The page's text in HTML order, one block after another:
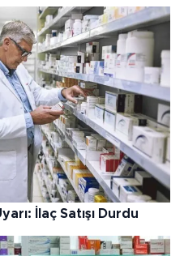
İlaç Satışı Durdu